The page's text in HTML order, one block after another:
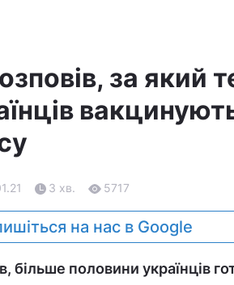
за який
3 хв. 5717
на нас в Google
більше половини українців